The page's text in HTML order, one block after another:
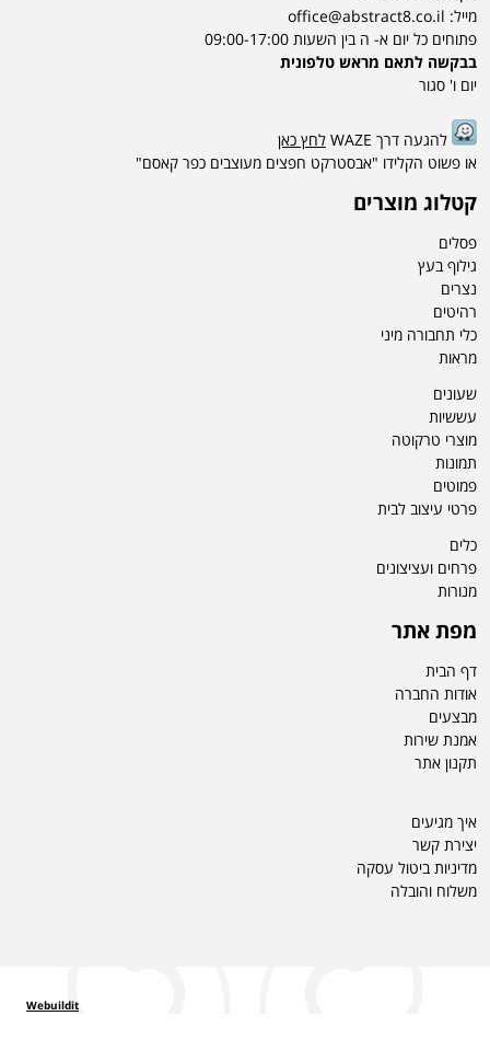
מייל: office@abstract8.co.il
פתוחים כל יום א- ה בין השעות 09:00-17:00
בבקשה לתאם מראש טלפונית
יום ו' סגור
להגעה דרך WAZE
לחץ כאן
או פשוט הקלידו "אבסטרקט חפצים מעוצבים כפר קאסם"
קטלוג מוצרים
פסלים
גילוף בעץ
נצרים
רהיטים
כלי תחבורה מיני
מראות
שעונים
עששיות
מוצרי טרקוטה
תמונות
פמוטים
פרטי עיצוב לבית
כלים
פרחים ועציצונים
מנורות
מפת אתר
דף הבית
אודות החברה
מבצעים
אמנת שירות
תקנון אתר
איך מגיעים
יצירת קשר
מדיניות ביטול עסקה
משלוח והובלה
Webuildit